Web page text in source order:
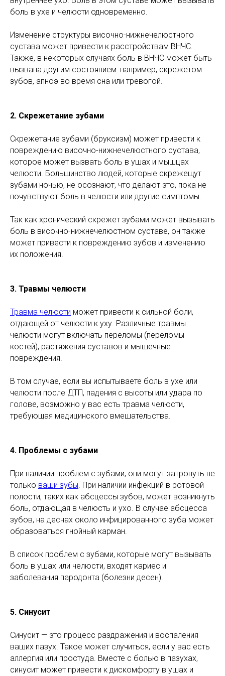
боль в ухе и челюсти одновременно.
Изменение структуры височно-нижнечелюстного
сустава может привести к расстройствам ВНЧС.
Также, в некоторых случаях боль в ВНЧС может быть
вызвана другим состоянием: например, скрежетом
зубов, апноэ во время сна или тревогой.
2. Скрежетание зубами
Скрежетание зубами (бруксизм) может привести к
повреждению височно-нижнечелюстного сустава,
которое может вызвать боль в ушах и мышцах
челюсти. Большинство людей, которые скрежещут
зубами ночью, не осознают, что делают это, пока не
почувствуют боль в челюсти или другие симптомы.
Так как хронический скрежет зубами может вызывать
боль в височно-нижнечелюстном суставе, он также
может привести к повреждению зубов и изменению
их положения.
3. Травмы челюсти
Травма челюсти может привести к сильной боли,
отдающей от челюсти к уху. Различные травмы
челюсти могут включать переломы (переломы
костей), растяжения суставов и мышечные
повреждения.
В том случае, если вы испытываете боль в ухе или
челюсти после ДТП, падения с высоты или удара по
голове, возможно у вас есть травма челюсти,
требующая медицинского вмешательства.
4. Проблемы с зубами
При наличии проблем с зубами, они могут затронуть не
только ваши зубы. При наличии инфекций в ротовой
полости, таких как абсцессы зубов, может возникнуть
боль, отдающая в челюсть и ухо. В случае абсцесса
зубов, на деснах около инфицированного зуба может
образоваться гнойный карман.
В список проблем с зубами, которые могут вызывать
боль в ушах или челюсти, входят кариес и
заболевания пародонта (болезни десен).
5. Синусит
Синусит — это процесс раздражения и воспаления
ваших пазух. Такое может случиться, если у вас есть
аллергия или простуда. Вместе с болью в пазухах,
синусит может привести к дискомфорту в ушах и